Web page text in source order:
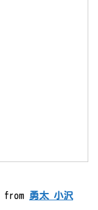
from 勇太 小沢